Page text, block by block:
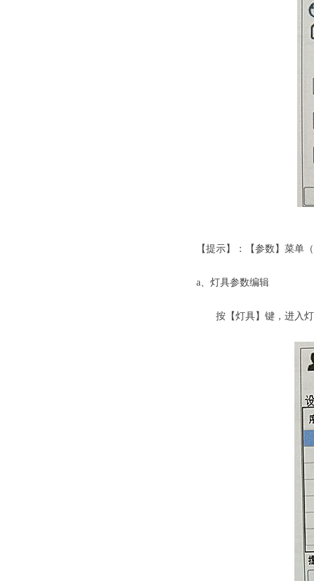
【提示】：【参数】菜单
a、灯具参数编辑
按【灯具】键，进入灯